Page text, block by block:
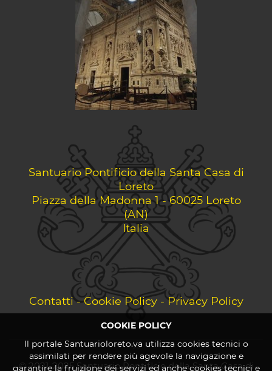
Santuario Pontificio della Santa Casa di
Loreto
Piazza della Madonna 1 - 60025 Loreto
(AN)
Italia
Contatti-Cookie Policy-Privacy Policy
© 2021-2025 Santuario Pontificio della Santa Casa di
COOKIE POLICY
Il portale Santuarioloreto.va utilizza cookies tecnici o
assimilati per rendere più agevole la navigazione e
garantire la fruizione dei servizi ed anche cookies tecnici e